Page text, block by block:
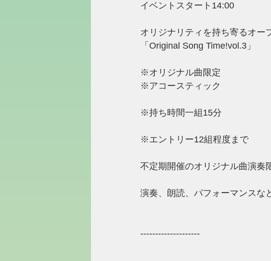
イベントスタート14:00
オリジナリティを持ち寄るオー
「Original Song Time!vol.3」
※オリジナル曲限定
※アコースティック
※持ち時間一組15分
※エントリー12組程度まで
不定期開催のオリジナル曲演奏
演奏、朗読、パフォーマンスな
​--------------------